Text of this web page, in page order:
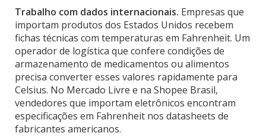
Trabalho com dados internacionais. Empresas que
importam produtos dos Estados Unidos recebem
fichas técnicas com temperaturas em Fahrenheit. Um
operador de logística que confere condições de
armazenamento de medicamentos ou alimentos
precisa converter esses valores rapidamente para
Celsius. No Mercado Livre e na Shopee Brasil,
vendedores que importam eletrônicos encontram
especificações em Fahrenheit nos datasheets de
fabricantes americanos.